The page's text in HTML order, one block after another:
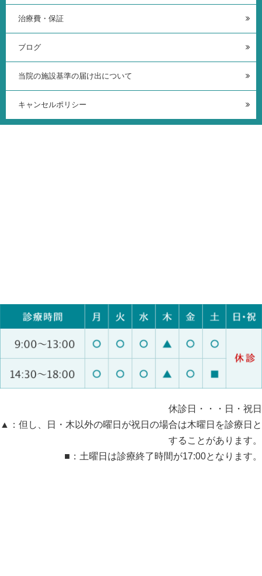
治療費・保証
ブログ
当院の施設基準の届け出について
キャンセルポリシー
休診日・・・日・祝日
▲：但し、日・木以外の曜日が祝日の場合は木曜日を診療日と
することがあります。
■：土曜日は診療終了時間が17:00となります。